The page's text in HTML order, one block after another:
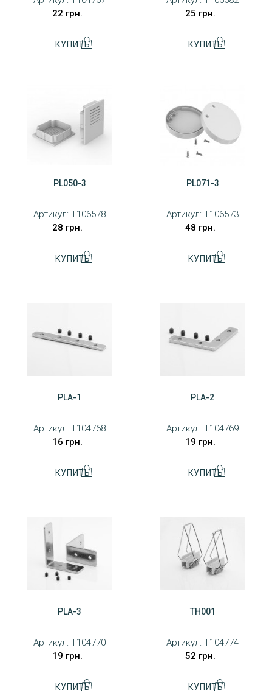
22 грн.
25 грн.
PL050-3
Артикул: T106578
28 грн.
PL071-3
Артикул: T106573
48 грн.
PLA-1
Артикул: T104768
16 грн.
PLA-2
Артикул: T104769
19 грн.
PLA-3
Артикул: T104770
19 грн.
TH001
Артикул: T104774
52 грн.